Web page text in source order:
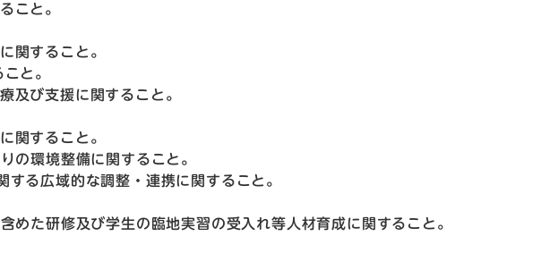
こと。
関すること。
と。
び支援に関すること。
関すること。
の環境整備に関すること。
る広域的な調整・連携に関すること。
た研修及び学生の臨地実習の受入れ等人材育成に関すること。